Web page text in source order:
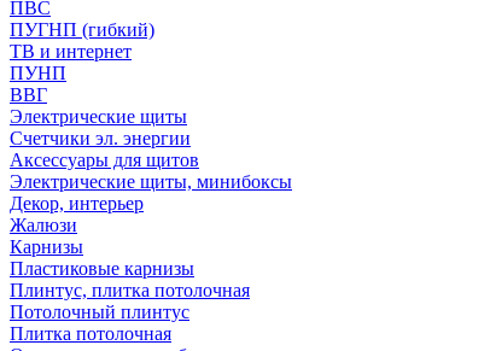
ПВС
ПУГНП (гибкий)
ТВ и интернет
ПУНП
ВВГ
Электрические щиты
Счетчики эл. энергии
Аксессуары для щитов
Электрические щиты, минибоксы
Декор, интерьер
Жалюзи
Карнизы
Пластиковые карнизы
Плинтус, плитка потолочная
Потолочный плинтус
Плитка потолочная